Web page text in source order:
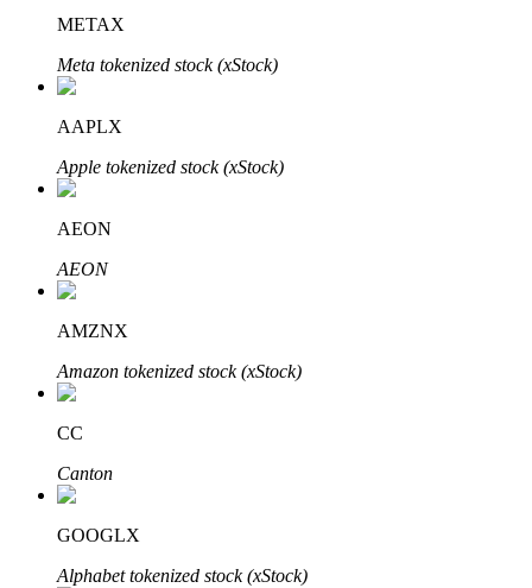
Afiliados Bitrue
Até 65% de comissões!
METAX
Meta tokenized stock (xStock)
AAPLX
Apple tokenized stock (xStock)
AEON
AEON
AMZNX
Amazon tokenized stock (xStock)
CC
Canton
GOOGLX
Alphabet tokenized stock (xStock)